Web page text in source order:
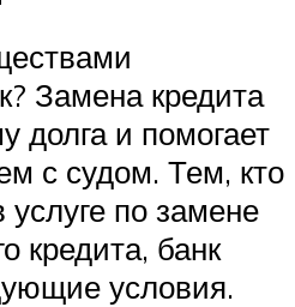
Замена кредита
долга и помогает
с судом. Тем, кто
услуге по замене
кредита, банк
условия.